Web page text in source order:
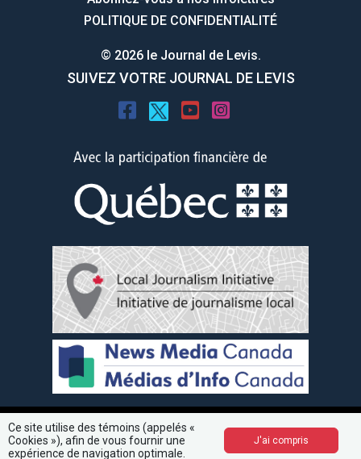
POLITIQUE DE CONFIDENTIALITÉ
© 2026 le Journal de Levis.
SUIVEZ VOTRE JOURNAL DE LEVIS
Ce site utilise des témoins (appelés «
Cookies »), afin de vous fournir une
expérience de navigation optimale.
J'ai compris